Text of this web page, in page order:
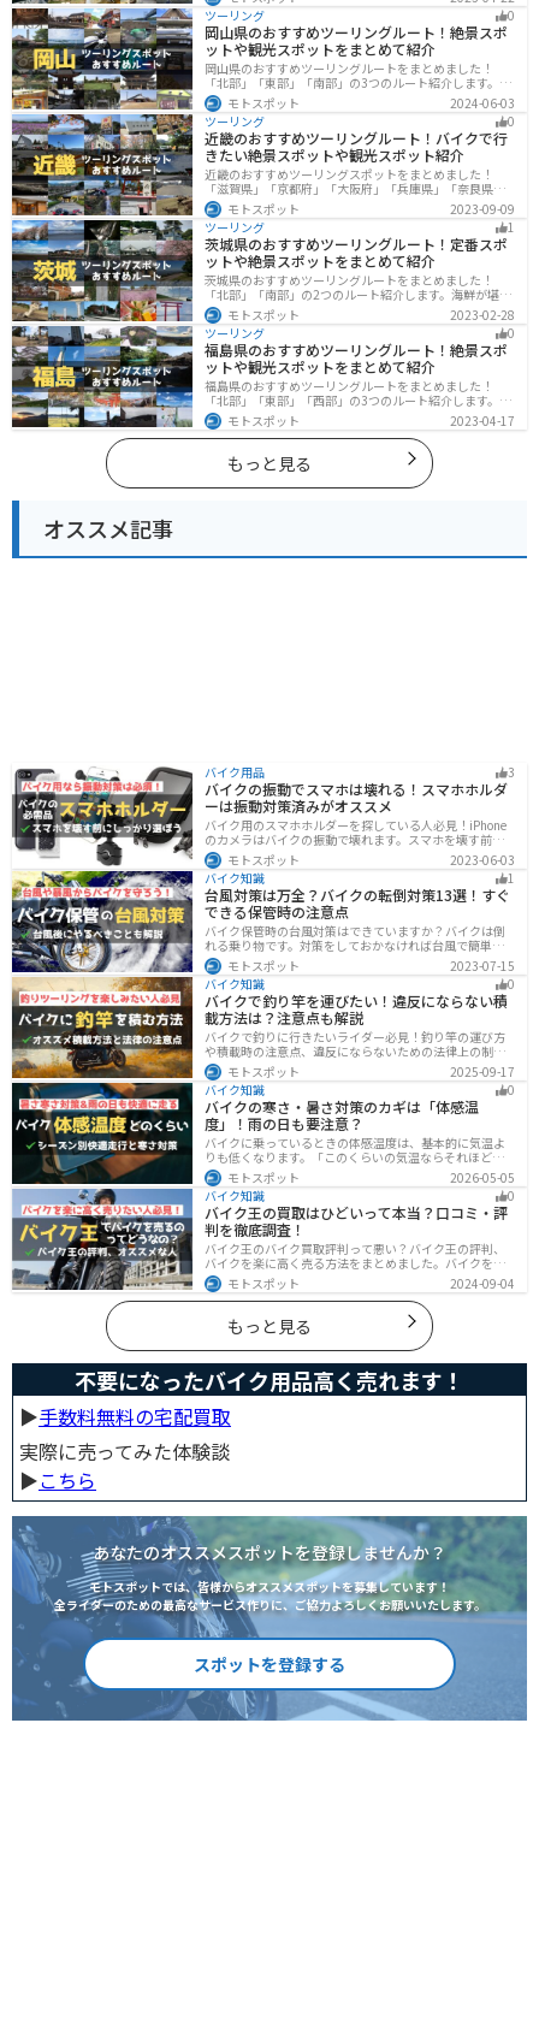
多くあります。バイクで北海道にツーリングに行く際は
参考にしてください。
ツーリング
0
岡山県のおすすめツーリングルート！絶景スポ
ットや観光スポットをまとめて紹介
岡山県のおすすめツーリングルートをまとめました！
「北部」「東部」「南部」の3つのルート紹介します。岡
山市や倉敷市など、歴史ある街並みも魅力的で、バイク
ツーリングに最適なスポットが多数あります。バイクで
岡山県にツーリングに行く際は参考にしてください。
モトスポット
2024-06-03
ツーリング
0
近畿のおすすめツーリングルート！バイクで行
きたい絶景スポットや観光スポット紹介
近畿のおすすめツーリングスポットをまとめました！
「滋賀県」「京都府」「大阪府」「兵庫県」「奈良県」
「和歌山」の各県の観光地紹介します。自然豊かな山々
や湖、温泉地が点在し、四季折々の景色を楽しめるスポ
ットが多数あります。バイクで近畿にツーリングに行く
際は参考にしてください。
モトスポット
2023-09-09
ツーリング
1
茨城県のおすすめツーリングルート！定番スポ
ットや絶景スポットをまとめて紹介
茨城県のおすすめツーリングルートをまとめました！
「北部」「南部」の2つのルート紹介します。海鮮が堪能
できる港や梅の景勝地、自然豊かな山々があるのでツー
リングにもってこいです。バイクで茨城県にツーリング
に行く際は参考にしてください。
モトスポット
2023-02-28
ツーリング
0
福島県のおすすめツーリングルート！絶景スポ
ットや観光スポットをまとめて紹介
福島県のおすすめツーリングルートをまとめました！
「北部」「東部」「西部」の3つのルート紹介します。内
陸部には山々が連なり、海岸線は太平洋に面してるので
観光スポットが多数あります。バイクで福島県にツーリ
ングに行く際は参考にしてください。
モトスポット 2023-04-17
もっと見る
オススメ記事
バイク用品 3
バイクの振動でスマホは壊れる！スマホホルダ
ーは振動対策済みがオススメ
バイク用のスマホホルダーを探している人必見！iPhone
のカメラはバイクの振動で壊れます。スマホを壊す前
に、振動対策がされたスマホホルダーを使うようにしま
しょう。カメラを壊さないための4つの方法とオススメの
スマホホルダーを紹介します。
モトスポット
2023-06-03
バイク知識
1
台風対策は万全？バイクの転倒対策13選！すぐ
できる保管時の注意点
バイク保管時の台風対策はできていますか？バイクは倒
れる乗り物です。対策をしておかなければ台風で簡単に
倒れてしまいます。大切な愛車に傷がつく前にしっかり
と対策しておきましょう。初心者でも簡単にできる台風
対策を紹介します。台風後にやるべきこともまとめてあ
るので、参考にしてください。
モトスポット
2023-07-15
バイク知識
0
バイクで釣り竿を運びたい！違反にならない積
載方法は？注意点も解説
バイクで釣りに行きたいライダー必見！釣り竿の運び方
や積載時の注意点、違反にならないための法律上の制限
を解説。風の影響やバランス、安全面のポイントを押さ
えつつ、おすすめのロッドケース・ロッドホルダー・コ
ンパクトロッドも紹介。ツーリング途中に気軽に釣りを
楽しみたい方にも最適な情報が満載
モトスポット
2025-09-17
バイク知識
0
バイクの寒さ・暑さ対策のカギは「体感温
度」！雨の日も要注意？
バイクに乗っているときの体感温度は、基本的に気温よ
りも低くなります。「このくらいの気温ならそれほど寒
くないだろう」そう考えて通常の装備でバイクに乗った
ら大変な目に遭った・・・そんな経験のあるライダーも
多いのではないでしょうか。今回はバイク走行中の体感
温度についてご紹介します。体感温度を考慮した快適走
行のポイントもまとめました。季節や天候を問わずバイ
クに乗る！そんなライダーの方はぜひ参考にしてみてく
ださい。[phtml blog-first-h2-module]バイク走行時の体
感温度は気温より低め？バイク走行時の体感温度は気温
と同じではありません。なぜ
モトスポット
2026-05-05
バイク知識
0
バイク王の買取はひどいって本当？口コミ・評
判を徹底調査！
バイク王のバイク買取評判って悪い？バイク王の評判、
バイクを楽に高く売る方法をまとめました。バイクを売
却しようと考えている方は、是非参考にしてください。
モトスポット 2024-09-04
もっと見る
不要になったバイク用品高く売れます！
▶︎手数料無料の宅配買取
実際に売ってみた体験談
▶︎こちら
あなたのオススメスポットを登録しませんか？
モトスポットでは、皆様からオススメスポットを募集しています！
全ライダーのための最高なサービス作りに、ご協力よろしくお願いいたします。
スポットを登録する